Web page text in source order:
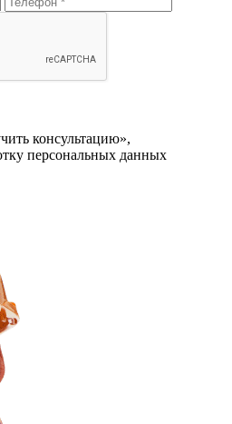
консультацию»,
персональных данных